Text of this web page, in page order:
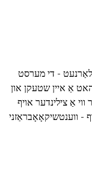
- די מערסט
אַ איין שטעקן און
ווי אַ צילינדער אויף
- ווענטשיקאָאָבראַזני